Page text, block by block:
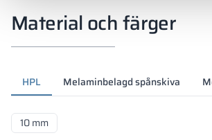
Material och färger
HPL Melaminbelagd spånskiva
10 mm